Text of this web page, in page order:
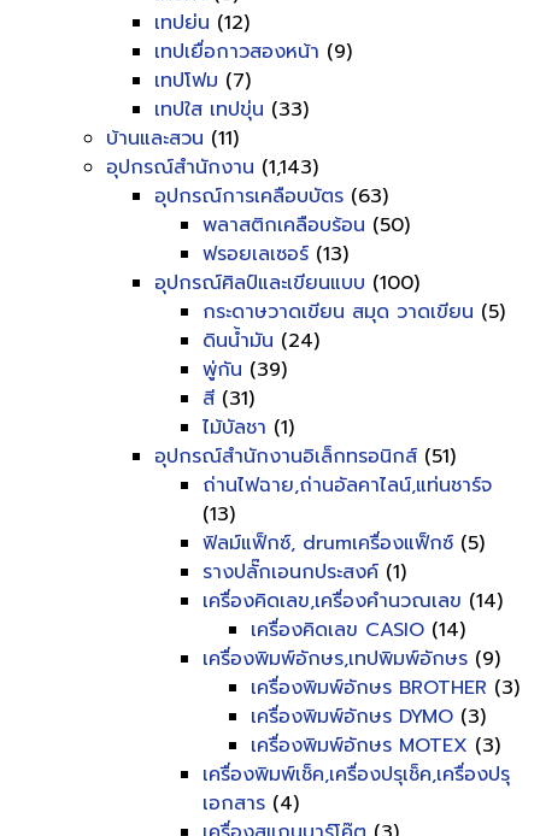
เทปย่น (12)
เทปเยื่อกาวสองหน้า (9)
เทปโฟม (7)
เทปใส เทปขุ่น (33)
บ้านและสวน (11)
อุปกรณ์สำนักงาน (1,143)
อุปกรณ์การเคลือบบัตร (63)
พลาสติกเคลือบร้อน (50)
ฟรอยเลเซอร์ (13)
อุปกรณ์ศิลป์และเขียนแบบ (100)
กระดาษวาดเขียน สมุด วาดเขียน (5)
ดินน้ำมัน (24)
พู่กัน (39)
สี (31)
ไม้บัลชา (1)
อุปกรณ์สำนักงานอิเล็กทรอนิกส์ (51)
ถ่านไฟฉาย,ถ่านอัลคาไลน์,แท่นชาร์จ
(13)
ฟิลม์แฟ็กซ์, drumเครื่องแฟ็กซ์ (5)
รางปลั๊กเอนกประสงค์ (1)
เครื่องคิดเลข,เครื่องคำนวณเลข (14)
เครื่องคิดเลข CASIO (14)
เครื่องพิมพ์อักษร,เทปพิมพ์อักษร (9)
เครื่องพิมพ์อักษร BROTHER (3)
เครื่องพิมพ์อักษร DYMO (3)
เครื่องพิมพ์อักษร MOTEX (3)
เครื่องพิมพ์เช็ค,เครื่องปรุเช็ค,เครื่องปรุ
เอกสาร (4)